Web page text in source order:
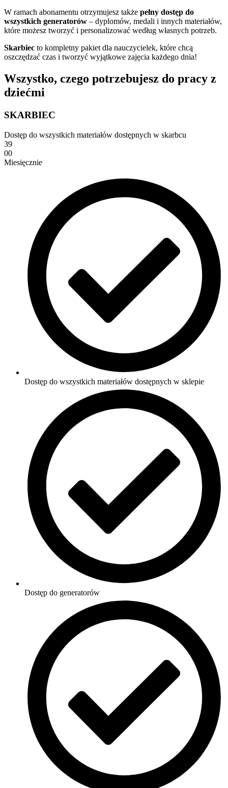
W ramach abonamentu otrzymujesz także pełny dostęp do
wszystkich generatorów – dyplomów, medali i innych materiałów,
które możesz tworzyć i personalizować według własnych potrzeb.
Skarbiec to kompletny pakiet dla nauczycielek, które chcą
oszczędzać czas i tworzyć wyjątkowe zajęcia każdego dnia!
Wszystko, czego potrzebujesz do pracy z
dziećmi
SKARBIEC
Dostęp do wszystkich materiałów dostępnych w skarbcu
39
00
Miesięcznie
Dostęp do wszystkich materiałów dostępnych w sklepie
Dostęp do generatorów